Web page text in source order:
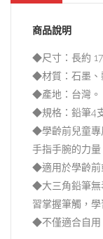
商品說明
◆尺寸：長約
◆材質：石墨、
◆產地：台灣。
◆規格：鉛筆4
◆學齡前兒童專
手指手腕的力量
◆適用於學齡前
◆大三角鉛筆無
習掌握筆觸，
◆不僅適合自用